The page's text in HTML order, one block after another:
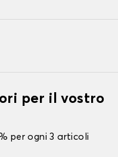
per il vostro
per ogni 3 articoli